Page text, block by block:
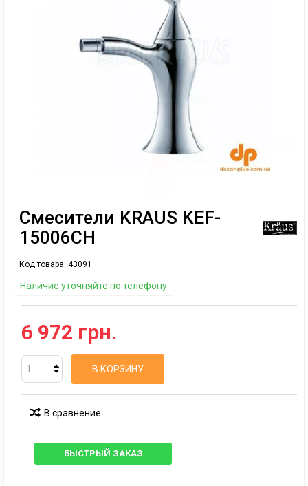
Смесители KRAUS KEF-
15006CH
Код товара: 43091
Наличие уточняйте по телефону
6 972 грн.
В КОРЗИНУ
В сравнение
БЫСТРЫЙ ЗАКАЗ